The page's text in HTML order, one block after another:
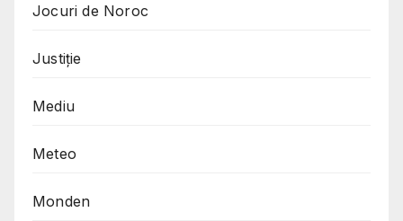
Jocuri de Noroc
Justiție
Mediu
Meteo
Monden